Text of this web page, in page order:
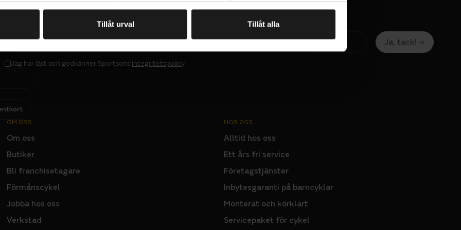
Tillåt urval Tillåt alla
Fingertopparna har Wolf Paw-konstruktion utan sömmar på de
PRENUMERERA PÅ VÅRT NYHETSBREV
M
I
I
Jag har läst och godkänner Sportsons integritetspolicy.
Ja, tack!
OM OSS
Om oss
Butiker
Bli franchisetagare
Förmånscykel
Jobba hos oss
Verkstad
HOS OSS
Alltid hos oss
Ett års fri service
Företagstjänster
Inbytesgaranti på barncyklar
Monterat och körklart
Servicepaket för cykel